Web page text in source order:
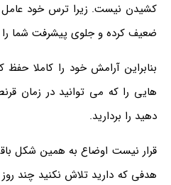
کشیدن نیست. زیرا ترس خود عامل
ضعیف کرده و جلوی پیشرفت شما را
بنابراین آرامش خود را کاملا
هایی را که می توانید در زمان
دهید را بردارید.
قرار نیست اوضاع به همین شکل
هدفی که دارید تلاش نکنید چند